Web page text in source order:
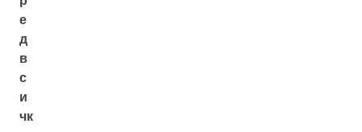
е
д
в
с
и
чк